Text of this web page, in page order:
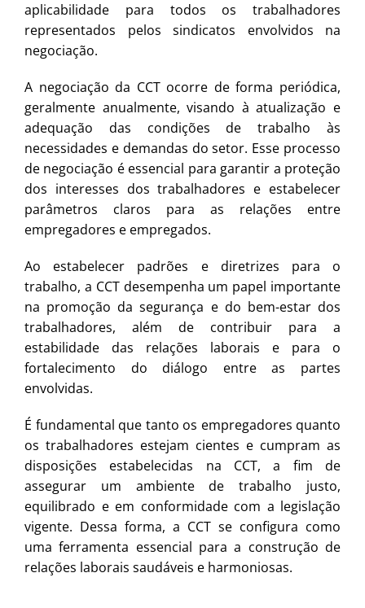
aplicabilidade para todos os trabalhadores
representados pelos sindicatos envolvidos na
negociação.
A negociação da CCT ocorre de forma periódica,
geralmente anualmente, visando à atualização e
adequação das condições de trabalho às
necessidades e demandas do setor. Esse processo
de negociação é essencial para garantir a proteção
dos interesses dos trabalhadores e estabelecer
parâmetros claros para as relações entre
empregadores e empregados.
Ao estabelecer padrões e diretrizes para o
trabalho, a CCT desempenha um papel importante
na promoção da segurança e do bem-estar dos
trabalhadores, além de contribuir para a
estabilidade das relações laborais e para o
fortalecimento do diálogo entre as partes
envolvidas.
É fundamental que tanto os empregadores quanto
os trabalhadores estejam cientes e cumpram as
disposições estabelecidas na CCT, a fim de
assegurar um ambiente de trabalho justo,
equilibrado e em conformidade com a legislação
vigente. Dessa forma, a CCT se configura como
uma ferramenta essencial para a construção de
relações laborais saudáveis e harmoniosas.